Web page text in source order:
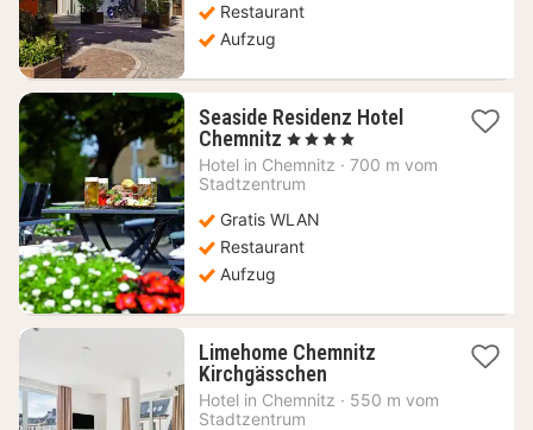
Restaurant
Aufzug
Seaside Residenz Hotel
Chemnitz 1
Nacht
ab
€
, 4 Sterne
Hotel in Chemnitz · 700 m vom
Stadtzentrum
Gratis WLAN
Restaurant
Aufzug
Limehome Chemnitz
Kirchgässchen1
Nacht
Hotel in Chemnitz · 550 m vom
Stadtzentrum